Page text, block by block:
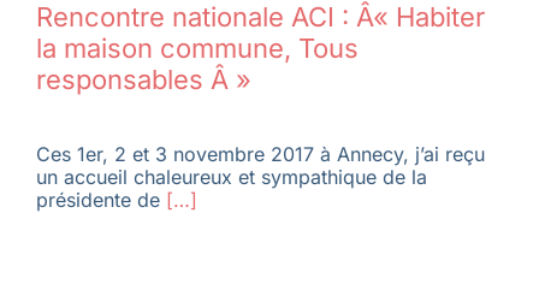
Rencontre nationale ACI : Â« Habiter
la maison commune, Tous
responsables Â »
Ces 1er, 2 et 3 novembre 2017 à Annecy, j’ai reçu
un accueil chaleureux et sympathique de la
présidente de[…]